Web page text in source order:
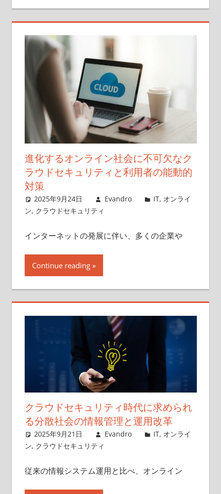
盾
を
進化するオンライン社会に不可欠なク
ラウドセキュリティと利用者の能動的
対策
2025年9月24日 Evandro IT, オンライ
ン, クラウドセキュリティ
インターネットの発展に伴い、多くの企業や
Continue reading
クラウドセキュリティ時代に求められ
る分散社会の情報管理と運用改革
2025年9月21日 Evandro IT, オンライ
ン, クラウドセキュリティ
従来の情報システム運用と比べ、オンライン